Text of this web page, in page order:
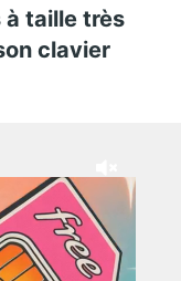
à taille très
clavier